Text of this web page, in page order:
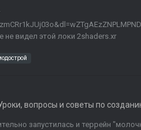
не видел этой локи 2shaders.xr
вопросы и советы по
запустилась и террейн